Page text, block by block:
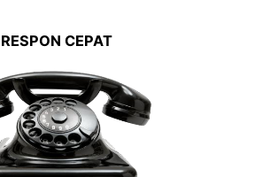
RESPON CEPAT